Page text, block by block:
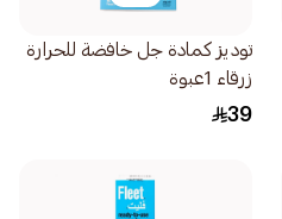
توديز كمادة جل خافضة للحرارة
زرقاء 1عبوة
39